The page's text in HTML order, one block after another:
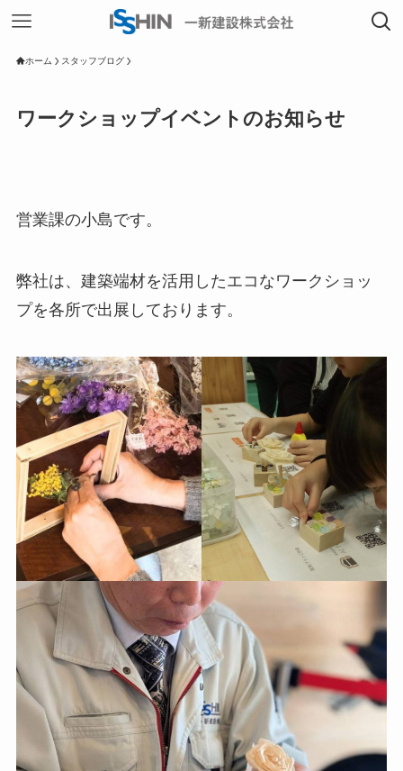
ホーム スタッフブログ
ワークショップイベントのお知らせ
営業課の小島です。
弊社は、建築端材を活用したエコなワークショッ
プを各所で出展しております。